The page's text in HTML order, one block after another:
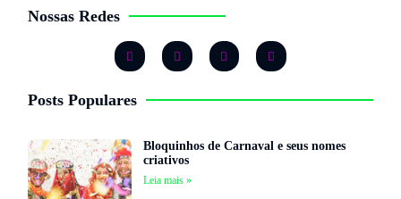
Nossas Redes
Posts Populares
Bloquinhos de Carnaval e seus nomes
criativos
Leia mais »